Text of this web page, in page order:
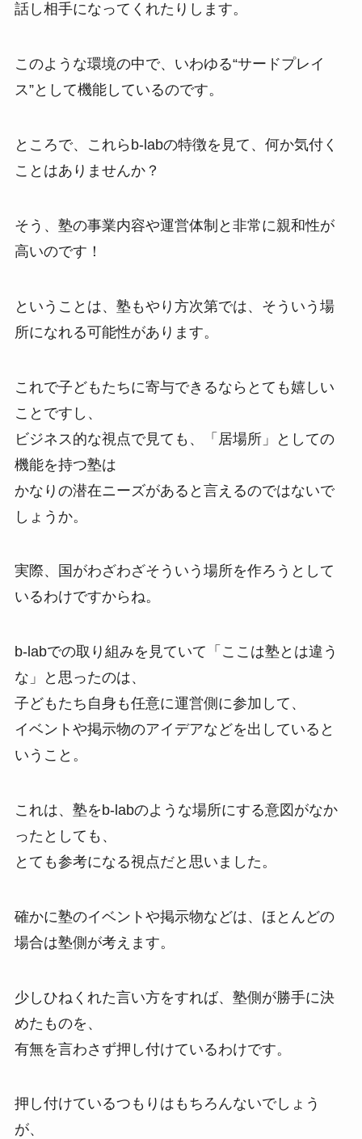
話し相手になってくれたりします。
このような環境の中で、いわゆる“サードプレイ
ス”として機能しているのです。
ところで、これらb-labの特徴を見て、何か気付く
ことはありませんか？
そう、塾の事業内容や運営体制と非常に親和性が
高いのです！
ということは、塾もやり方次第では、そういう場
所になれる可能性があります。
これで子どもたちに寄与できるならとても嬉しい
ことですし、
ビジネス的な視点で見ても、「居場所」としての
機能を持つ塾は
かなりの潜在ニーズがあると言えるのではないで
しょうか。
実際、国がわざわざそういう場所を作ろうとして
いるわけですからね。
b-labでの取り組みを見ていて「ここは塾とは違う
な」と思ったのは、
子どもたち自身も任意に運営側に参加して、
イベントや掲示物のアイデアなどを出していると
いうこと。
これは、塾をb-labのような場所にする意図がなか
ったとしても、
とても参考になる視点だと思いました。
確かに塾のイベントや掲示物などは、ほとんどの
場合は塾側が考えます。
少しひねくれた言い方をすれば、塾側が勝手に決
めたものを、
有無を言わさず押し付けているわけです。
押し付けているつもりはもちろんないでしょう
が、